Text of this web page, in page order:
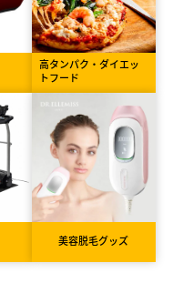
高タンパク・ダイエッ
トフード
美容脱毛グッズ